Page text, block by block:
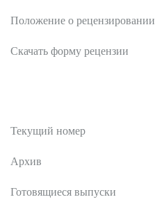
Положение о рецензировании
Скачать форму рецензии
Текущий номер
Архив
Готовящиеся выпуски